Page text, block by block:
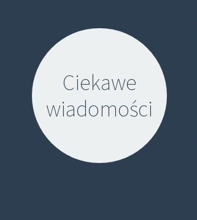
Ciekawe
wiadomości